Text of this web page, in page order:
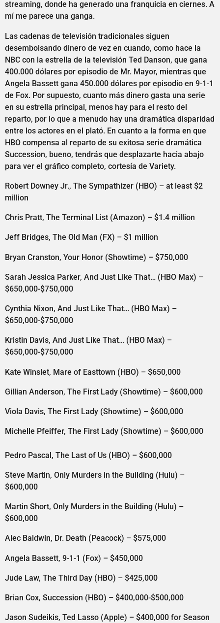
streaming, donde ha generado una franquicia en ciernes. A
mí me parece una ganga.
Las cadenas de televisión tradicionales siguen
desembolsando dinero de vez en cuando, como hace la
NBC con la estrella de la televisión Ted Danson, que gana
400.000 dólares por episodio de Mr. Mayor, mientras que
Angela Bassett gana 450.000 dólares por episodio en 9-1-1
de Fox. Por supuesto, cuanto más dinero gasta una serie
en su estrella principal, menos hay para el resto del
reparto, por lo que a menudo hay una dramática disparidad
entre los actores en el plató. En cuanto a la forma en que
HBO compensa al reparto de su exitosa serie dramática
Succession, bueno, tendrás que desplazarte hacia abajo
para ver el gráfico completo, cortesía de Variety.
Robert Downey Jr., The Sympathizer (HBO) – at least $2
million
Chris Pratt, The Terminal List (Amazon) – $1.4 million
Jeff Bridges, The Old Man (FX) – $1 million
Bryan Cranston, Your Honor (Showtime) – $750,000
Sarah Jessica Parker, And Just Like That… (HBO Max) –
$650,000-$750,000
Cynthia Nixon, And Just Like That… (HBO Max) –
$650,000-$750,000
Kristin Davis, And Just Like That… (HBO Max) –
$650,000-$750,000
Kate Winslet, Mare of Easttown (HBO) – $650,000
Gillian Anderson, The First Lady (Showtime) – $600,000
Viola Davis, The First Lady (Showtime) – $600,000
Michelle Pfeiffer, The First Lady (Showtime) – $600,000
Pedro Pascal, The Last of Us (HBO) – $600,000
Steve Martin, Only Murders in the Building (Hulu) –
$600,000
Martin Short, Only Murders in the Building (Hulu) –
$600,000
Alec Baldwin, Dr. Death (Peacock) – $575,000
Angela Bassett, 9-1-1 (Fox) – $450,000
Jude Law, The Third Day (HBO) – $425,000
Brian Cox, Succession (HBO) – $400,000-$500,000
Jason Sudeikis, Ted Lasso (Apple) – $400,000 for Season